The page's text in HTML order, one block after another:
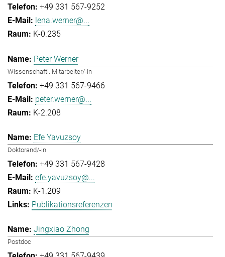
+49 331 567-9252
lena.werner@...
K-0.235
Peter Werner
Wissenschaftl. Mitarbeiter/-in
+49 331 567-9466
peter.werner@...
K-2.208
Efe Yavuzsoy
Doktorand/-in
+49 331 567-9428
efe.yavuzsoy@...
K-1.209
Publikationsreferenzen
Jingxiao Zhong
Postdoc